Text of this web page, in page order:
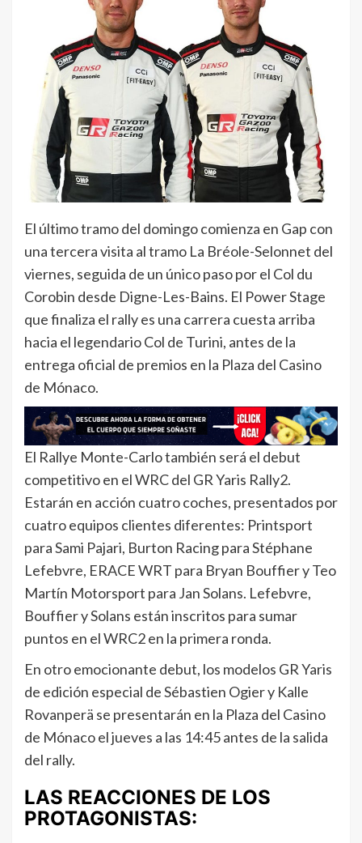
El último tramo del domingo comienza en Gap con
una tercera visita al tramo La Bréole-Selonnet del
viernes, seguida de un único paso por el Col du
Corobin desde Digne-Les-Bains. El Power Stage
que finaliza el rally es una carrera cuesta arriba
hacia el legendario Col de Turini, antes de la
entrega oficial de premios en la Plaza del Casino
de Mónaco.
El Rallye Monte-Carlo también será el debut
competitivo en el WRC del GR Yaris Rally2.
Estarán en acción cuatro coches, presentados por
cuatro equipos clientes diferentes: Printsport
para Sami Pajari, Burton Racing para Stéphane
Lefebvre, ERACE WRT para Bryan Bouffier y Teo
Martín Motorsport para Jan Solans. Lefebvre,
Bouffier y Solans están inscritos para sumar
puntos en el WRC2 en la primera ronda.
En otro emocionante debut, los modelos GR Yaris
de edición especial de Sébastien Ogier y Kalle
Rovanperä se presentarán en la Plaza del Casino
de Mónaco el jueves a las 14:45 antes de la salida
del rally.
LAS REACCIONES DE LOS
PROTAGONISTAS: